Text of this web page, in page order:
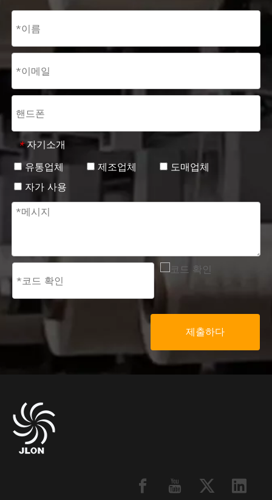
* 자기소개
유통업체
제조업체
도매업체
자가 사용
제출하다